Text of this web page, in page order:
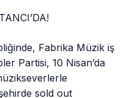
Fabrika Müzik iş
Partisi, 10 Nisan’da
sold out